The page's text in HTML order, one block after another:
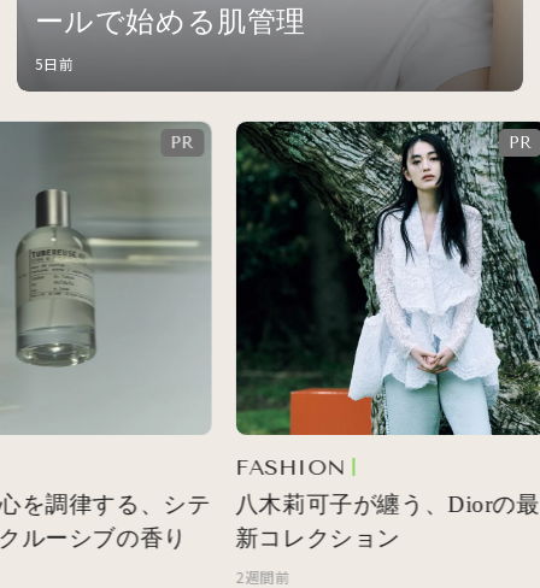
ールで始める肌管理
5日前
調律する、シテ
ーシブの香り
FASHION
八木莉可子が纏う、Diorの最
新コレクション
2週間前